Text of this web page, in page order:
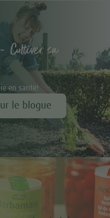
Cultiver sa
en santé!
le blogue